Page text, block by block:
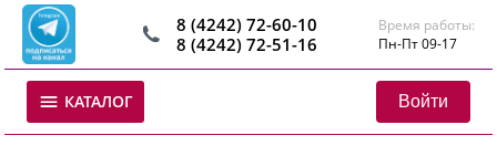
8 (4242) 72-60-10
8 (4242) 72-51-16
Время работы:
Пн-Пт 09-17
КАТАЛОГ Войти